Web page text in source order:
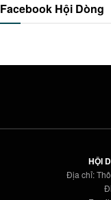
Facebook Hội Dòng
HỘI
Địa chỉ: